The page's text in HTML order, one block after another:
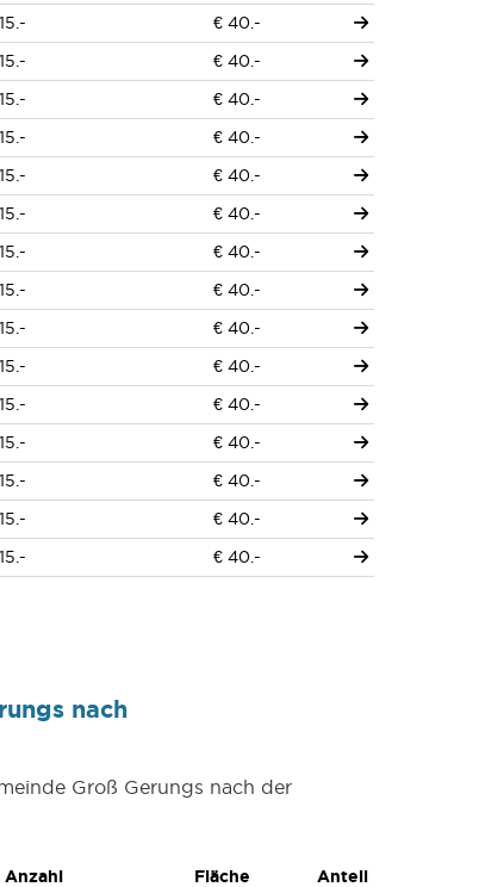
€ 40.-
€ 40.-
€ 40.-
€ 40.-
€ 40.-
€ 40.-
€ 40.-
€ 40.-
€ 40.-
€ 40.-
€ 40.-
€ 40.-
€ 40.-
€ 40.-
€ 40.-
nach
Groß Gerungs nach der
Anzahl Fläche
Anteil